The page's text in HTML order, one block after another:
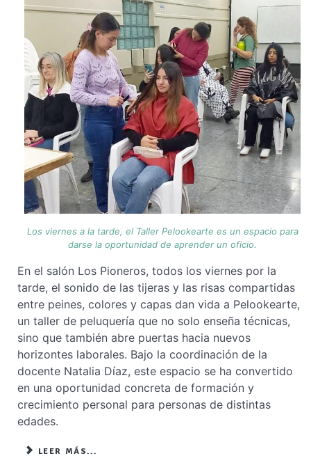
Los viernes a la tarde, el Taller Pelookearte es un espacio para
darse la oportunidad de aprender un oficio.
En el salón Los Pioneros, todos los viernes por la
tarde, el sonido de las tijeras y las risas compartidas
entre peines, colores y capas dan vida a Pelookearte,
un taller de peluquería que no solo enseña técnicas,
sino que también abre puertas hacia nuevos
horizontes laborales. Bajo la coordinación de la
docente Natalia Díaz, este espacio se ha convertido
en una oportunidad concreta de formación y
crecimiento personal para personas de distintas
edades.
LEER MÁS...